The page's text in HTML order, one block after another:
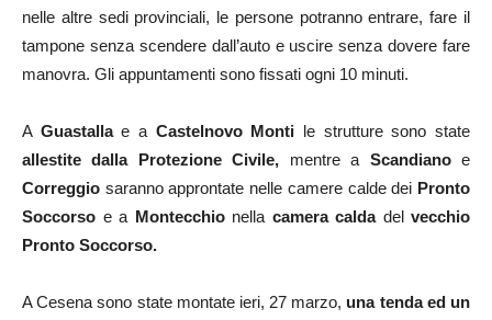
nelle altre sedi provinciali, le persone potranno entrare, fare il
tampone senza scendere dall’auto e uscire senza dovere fare
manovra. Gli appuntamenti sono fissati ogni 10 minuti.
A Guastallae a Castelnovo Monti le strutture sono state
allestite dalla Protezione Civile, mentre a Scandianoe
Correggio saranno approntate nelle camere calde dei Pronto
Soccorso e a Montecchionella camera caldadelvecchio
Pronto Soccorso.
A Cesena sono state montate ieri, 27 marzo, una tenda ed un